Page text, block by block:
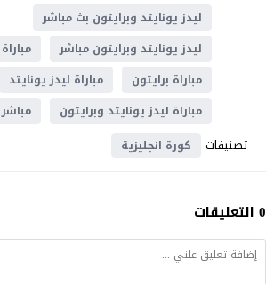
ليدز يونايتد وبرايتون بث مباشر
ليدز يونايتد وبرايتون مباشر
مباراة
مباراة برايتون
مباراة ليدز يونايتد
مباراة ليدز يونايتد وبرايتون
مباشر
تصنيفات كورة انجليزية
0 التعليقات